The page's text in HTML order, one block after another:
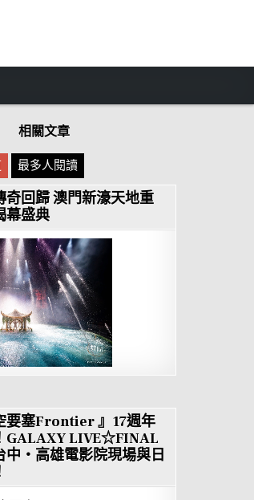
相關文章
最多人閱讀
奇回歸 澳門新濠天地重
幕盛典
要塞Frontier 』17週年
GALAXY LIVE☆FINAL
中・高雄電影院現場與日